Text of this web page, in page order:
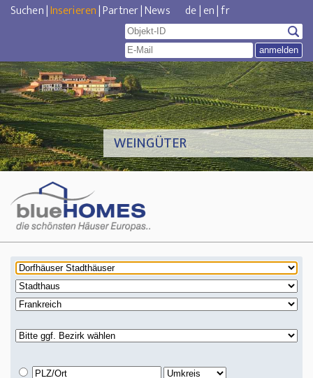
Suchen|Inserieren|Partner|News de|en|fr
WEINGÜTER